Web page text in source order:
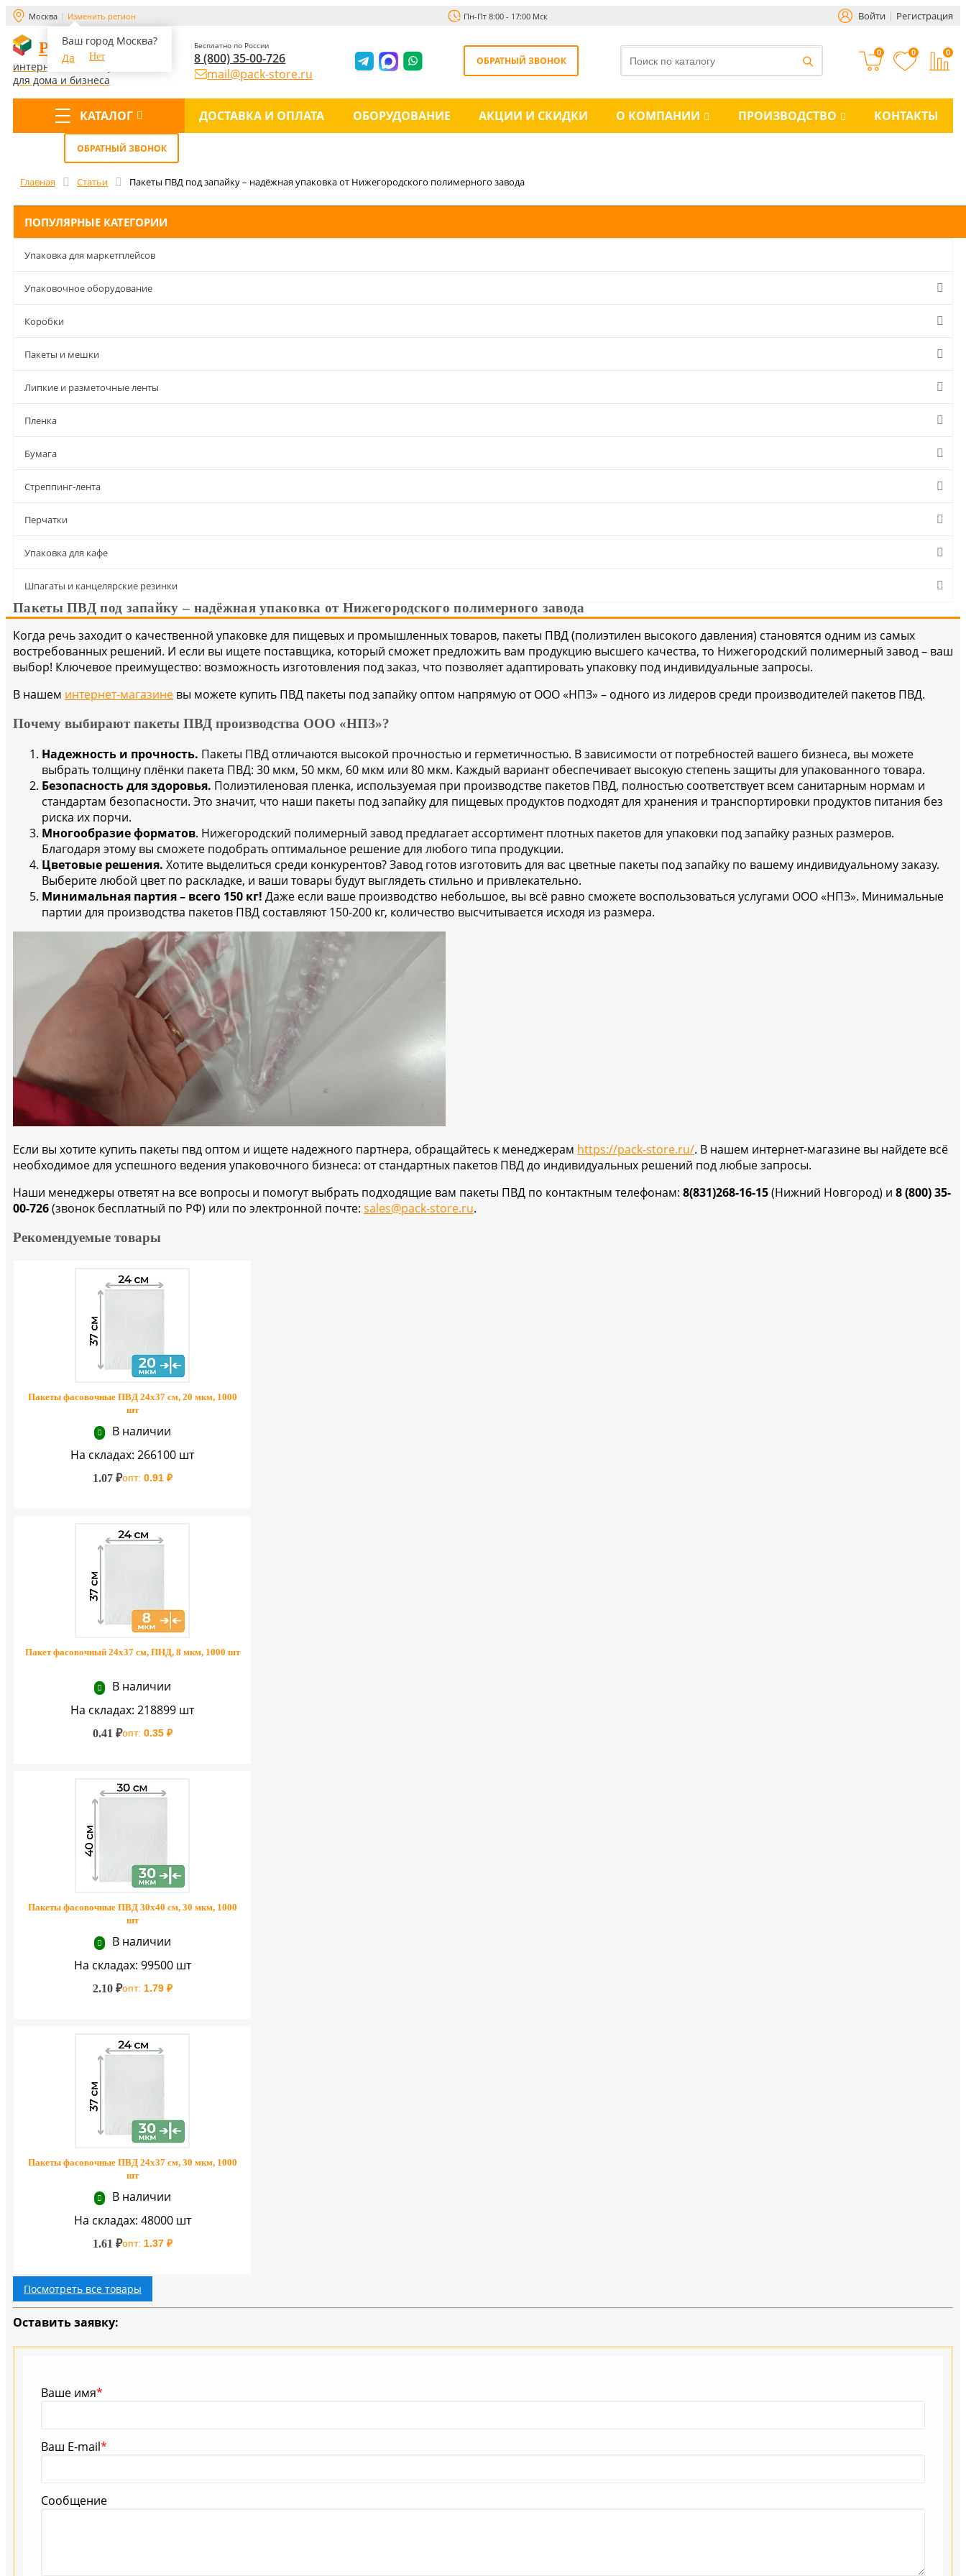
Москва Изменить регион
Ваш город Москва?
Да
Нет
Пн-Пт 8:00 - 17:00 Мск Войти Регистрация
PACK-STORE
интернет-магазин упаковки
для дома и бизнеса
Бесплатно по России
8 (800) 35-00-726
mail@pack-store.ru
ОБРАТНЫЙ ЗВОНОК
0 0 0
КАТАЛОГ ДОСТАВКА И ОПЛАТА ОБОРУДОВАНИЕ АКЦИИ И СКИДКИ О КОМПАНИИ ПРОИЗВОДСТВО КОНТАКТЫ
ОБРАТНЫЙ ЗВОНОК
Главная Статьи Пакеты ПВД под запайку – надёжная упаковка от Нижегородского полимерного завода
ПОПУЛЯРНЫЕ КАТЕГОРИИ
Упаковка для маркетплейсов
Упаковочное оборудование
Коробки
Пакеты и мешки
Липкие и разметочные ленты
Пленка
Бумага
Стреппинг-лента
Перчатки
Упаковка для кафе
Шпагаты и канцелярские резинки
Пакеты ПВД под запайку – надёжная упаковка от Нижегородского полимерного завода
Когда речь заходит о качественной упаковке для пищевых и промышленных товаров, пакеты ПВД (полиэтилен высокого давления) становятся одним из самых
востребованных решений. И если вы ищете поставщика, который сможет предложить вам продукцию высшего качества, то Нижегородский полимерный завод – ваш
выбор! Ключевое преимущество: возможность изготовления под заказ, что позволяет адаптировать упаковку под индивидуальные запросы.
В нашем интернет-магазине вы можете купить ПВД пакеты под запайку оптом напрямую от ООО «НПЗ» – одного из лидеров среди производителей пакетов ПВД.
Почему выбирают пакеты ПВД производства ООО «НПЗ»?
Надежность и прочность. Пакеты ПВД отличаются высокой прочностью и герметичностью. В зависимости от потребностей вашего бизнеса, вы можете
выбрать толщину плёнки пакета ПВД: 30 мкм, 50 мкм, 60 мкм или 80 мкм. Каждый вариант обеспечивает высокую степень защиты для упакованного товара.
Безопасность для здоровья. Полиэтиленовая пленка, используемая при производстве пакетов ПВД, полностью соответствует всем санитарным нормам и
стандартам безопасности. Это значит, что наши пакеты под запайку для пищевых продуктов подходят для хранения и транспортировки продуктов питания без
риска их порчи.
Многообразие форматов. Нижегородский полимерный завод предлагает ассортимент плотных пакетов для упаковки под запайку разных размеров.
Благодаря этому вы сможете подобрать оптимальное решение для любого типа продукции.
Цветовые решения. Хотите выделиться среди конкурентов? Завод готов изготовить для вас цветные пакеты под запайку по вашему индивидуальному заказу.
Выберите любой цвет по раскладке, и ваши товары будут выглядеть стильно и привлекательно.
Минимальная партия – всего 150 кг! Даже если ваше производство небольшое, вы всё равно сможете воспользоваться услугами ООО «НПЗ». Минимальные
партии для производства пакетов ПВД составляют 150-200 кг, количество высчитывается исходя из размера.
Если вы хотите купить пакеты пвд оптом и ищете надежного партнера, обращайтесь к менеджерам https://pack-store.ru/. В нашем интернет-магазине вы найдете всё
необходимое для успешного ведения упаковочного бизнеса: от стандартных пакетов ПВД до индивидуальных решений под любые запросы.
Наши менеджеры ответят на все вопросы и помогут выбрать подходящие вам пакеты ПВД по контактным телефонам: 8(831)268-16-15(Нижний Новгород) и 8 (800) 35-
00-726(звонок бесплатный по РФ) или по электронной почте: sales@pack-store.ru.
Рекомендуемые товары
Пакеты фасовочные ПВД 24х37 см, 20 мкм, 1000
шт
В наличии
На складах: 266100 шт
1.07 ₽опт: 0.91 ₽
Пакет фасовочный 24х37 см, ПНД, 8 мкм, 1000 шт
В наличии
На складах: 218899 шт
0.41 ₽опт: 0.35 ₽
Пакеты фасовочные ПВД 30х40 см, 30 мкм, 1000
шт
В наличии
На складах: 99500 шт
2.10 ₽опт: 1.79 ₽
Пакеты фасовочные ПВД 24х37 см, 30 мкм, 1000
шт
В наличии
На складах: 48000 шт
1.61 ₽опт: 1.37 ₽
Посмотреть все товары
Оставить заявку:
Ваше имя*
Ваш E-mail*
Сообщение